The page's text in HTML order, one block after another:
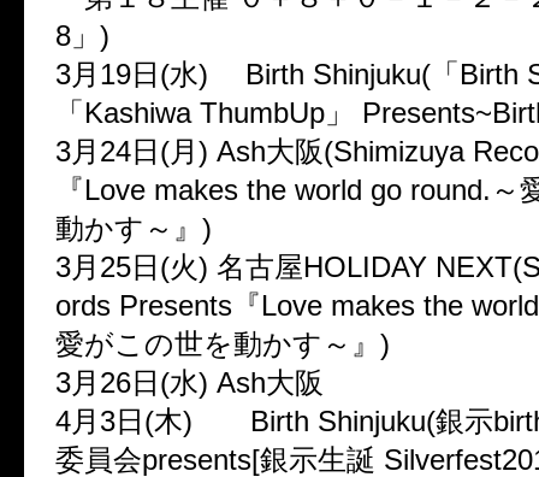
8」)
3月19日(水) Birth Shinjuku(「Birth
「Kashiwa ThumbUp」
3月24日(月) Ash大阪(Shimizuya
『Love makes the world go round.～
動かす～』)
3月25日(火) 名古屋HOLIDAY
ords Presents『Love makes the
愛がこの世を動かす～』)
3月26日(水) Ash大阪
4月3日(木) Birth Shinjuku(銀示
委員会presents[銀示生誕